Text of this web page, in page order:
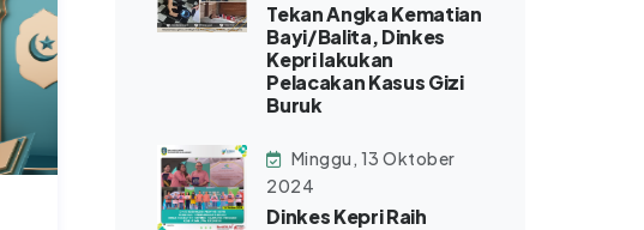
Tekan Angka Kematian
Bayi/Balita, Dinkes
Kepri lakukan
Pelacakan Kasus Gizi
Buruk
Minggu, 13 Oktober
2024
Dinkes Kepri Raih